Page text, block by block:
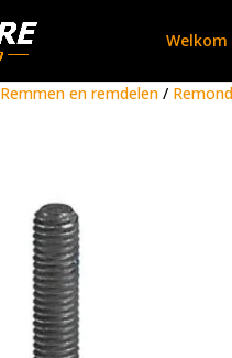
Welkom
Remmen en remdelen/